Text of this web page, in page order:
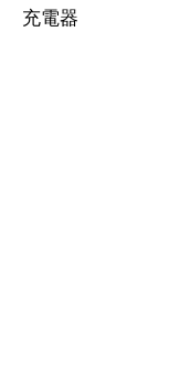
充電器